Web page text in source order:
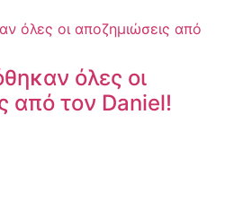
όλες οι
από τον Daniel!